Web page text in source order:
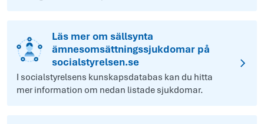
Läs mer om sällsynta
ämnesomsättningssjukdomar på
socialstyrelsen.se
I socialstyrelsens kunskapsdatabas kan du hitta
mer information om nedan listade sjukdomar.